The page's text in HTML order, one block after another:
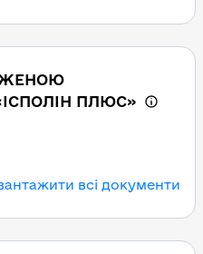
ПЛЮС»
всі документи